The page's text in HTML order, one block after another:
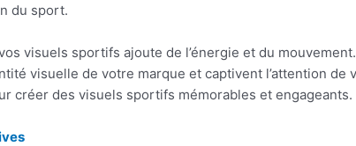
du sport.
visuels sportifs ajoute de l’énergie et du
visuelle de votre marque et captivent l’attention de
créer des visuels sportifs mémorables et engageants.